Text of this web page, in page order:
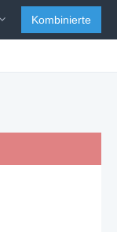
Kombinierte